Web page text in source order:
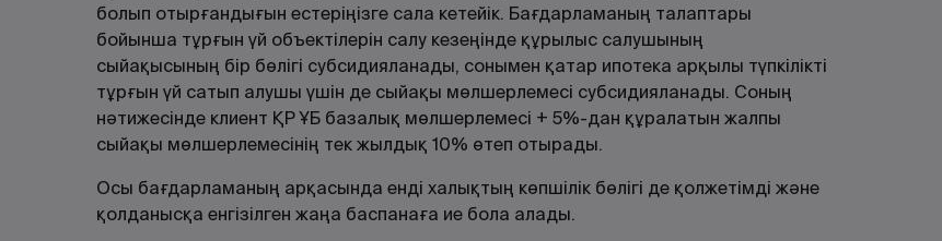
болып отырғандығын естеріңізге сала кетейік. Бағдарламаның талаптары
бойынша тұрғын үй объектілерін салу кезеңінде құрылыс салушының
сыйақысының бір бөлігі субсидияланады, сонымен қатар ипотека арқылы түпкілікті
тұрғын үй сатып алушы үшін де сыйақы мөлшерлемесі субсидияланады. Соның
нәтижесінде клиент ҚР ҰБ базалық мөлшерлемесі + 5%-дан құралатын жалпы
сыйақы мөлшерлемесінің тек жылдық 10% өтеп отырады.
Осы бағдарламаның арқасында енді халықтың көпшілік бөлігі де қолжетімді және
қолданысқа енгізілген жаңа баспанаға ие бола алады.